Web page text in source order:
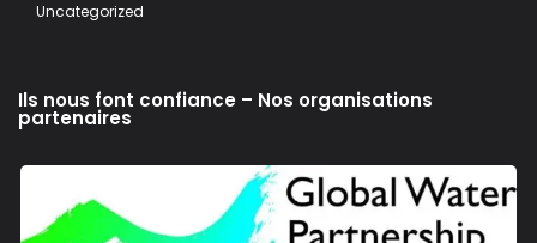
Uncategorized
Ils nous font confiance – Nos organisations
partenaires